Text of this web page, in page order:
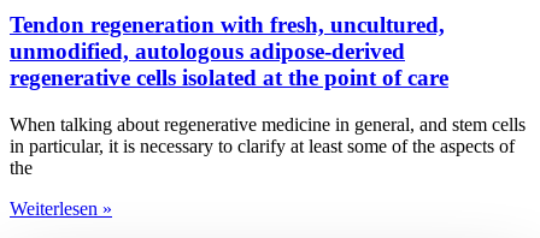
Tendon regeneration with fresh, uncultured,
unmodified, autologous adipose-derived
regenerative cells isolated at the point of care
When talking about regenerative medicine in general, and stem cells
in particular, it is necessary to clarify at least some of the aspects of
the
Weiterlesen »